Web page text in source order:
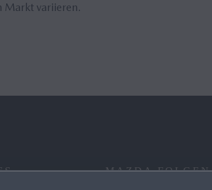
Markt variieren.
MAZDA FOLGEN